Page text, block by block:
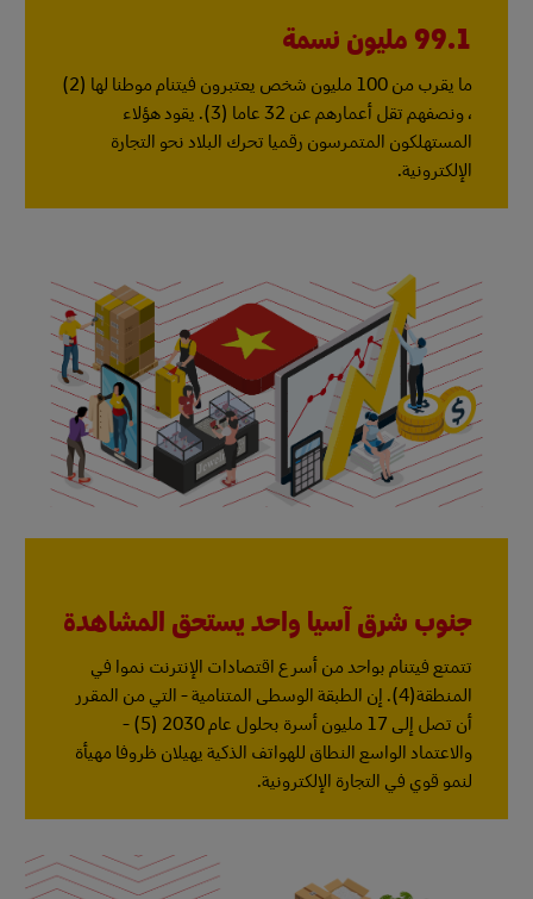
99.1 مليون نسمة
ما يقرب من 100 مليون شخص يعتبرون فيتنام موطنا لها (2)
، ونصفهم تقل أعمارهم عن 32 عاما (3). يقود هؤلاء
المستهلكون المتمرسون رقميا تحرك البلاد نحو التجارة
الإلكترونية.
جنوب شرق آسيا واحد يستحق المشاهدة
تتمتع فيتنام بواحد من أسرع اقتصادات الإنترنت نموا في
المنطقة(4). إن الطبقة الوسطى المتنامية - التي من المقرر
أن تصل إلى 17 مليون أسرة بحلول عام 2030 (5) -
والاعتماد الواسع النطاق للهواتف الذكية يهيلان ظروفا مهيأة
لنمو قوي في التجارة الإلكترونية.